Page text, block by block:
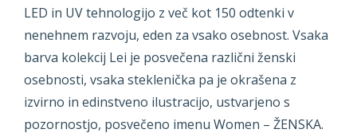
LED in UV tehnologijo z več kot 150 odtenki v
nenehnem razvoju, eden za vsako osebnost. Vsaka
barva kolekcij Lei je posvečena različni ženski
osebnosti, vsaka steklenička pa je okrašena z
izvirno in edinstveno ilustracijo, ustvarjeno s
pozornostjo, posvečeno imenu Women – ŽENSKA.